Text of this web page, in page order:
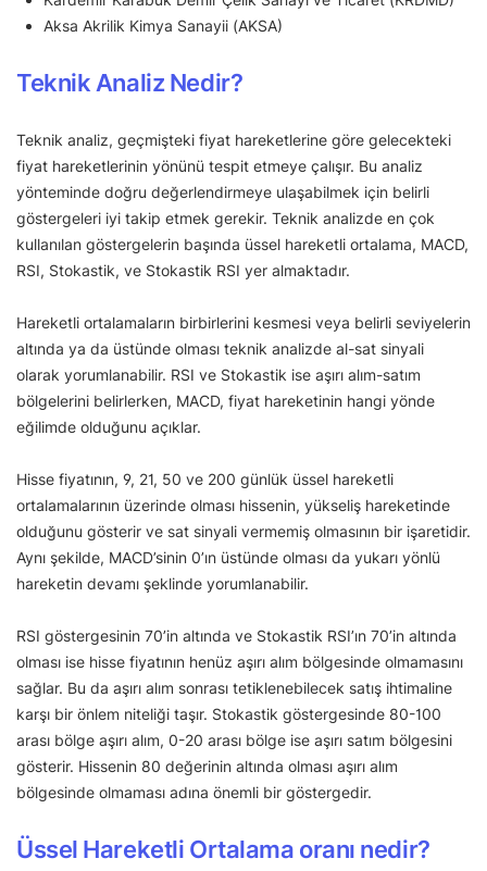
Aksa Akrilik Kimya Sanayii (AKSA)
Teknik Analiz Nedir?
Teknik analiz, geçmişteki fiyat hareketlerine göre gelecekteki
fiyat hareketlerinin yönünü tespit etmeye çalışır. Bu analiz
yönteminde doğru değerlendirmeye ulaşabilmek için belirli
göstergeleri iyi takip etmek gerekir. Teknik analizde en çok
kullanılan göstergelerin başında üssel hareketli ortalama, MACD,
RSI, Stokastik, ve Stokastik RSI yer almaktadır.
Hareketli ortalamaların birbirlerini kesmesi veya belirli seviyelerin
altında ya da üstünde olması teknik analizde al-sat sinyali
olarak yorumlanabilir. RSI ve Stokastik ise aşırı alım-satım
bölgelerini belirlerken, MACD, fiyat hareketinin hangi yönde
eğilimde olduğunu açıklar.
Hisse fiyatının, 9, 21, 50 ve 200 günlük üssel hareketli
ortalamalarının üzerinde olması hissenin, yükseliş hareketinde
olduğunu gösterir ve sat sinyali vermemiş olmasının bir işaretidir.
Aynı şekilde, MACD’sinin 0’ın üstünde olması da yukarı yönlü
hareketin devamı şeklinde yorumlanabilir.
RSI göstergesinin 70’in altında ve Stokastik RSI’ın 70’in altında
olması ise hisse fiyatının henüz aşırı alım bölgesinde olmamasını
sağlar. Bu da aşırı alım sonrası tetiklenebilecek satış ihtimaline
karşı bir önlem niteliği taşır. Stokastik göstergesinde 80-100
arası bölge aşırı alım, 0-20 arası bölge ise aşırı satım bölgesini
gösterir. Hissenin 80 değerinin altında olması aşırı alım
bölgesinde olmaması adına önemli bir göstergedir.
Üssel Hareketli Ortalama oranı nedir?